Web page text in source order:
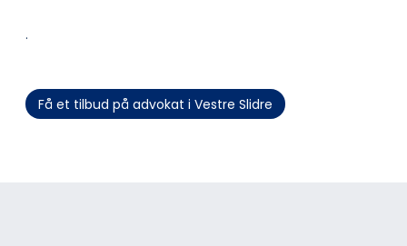
.
Få et tilbud på advokat i Vestre Slidre